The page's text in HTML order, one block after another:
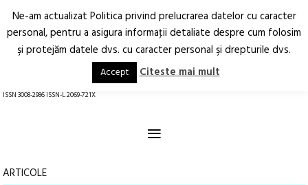
Arhitectură.
Oraș.
RO EN
ISSN 3008-2986 ISSN-L 2069-721X
≡
ARTICOLE
Ne-am actualizat Politica privind prelucrarea datelor cu caracter
personal, pentru a asigura informaţii detaliate despre cum folosim
şi protejăm datele dvs. cu caracter personal şi drepturile dvs.
Accept Citeste mai mult